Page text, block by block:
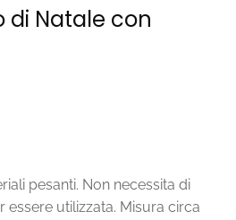
di Natale con
pesanti. Non necessita di
essere utilizzata. Misura circa